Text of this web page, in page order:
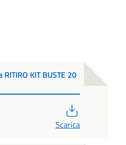
RITIRO KIT BUSTE 20
Scarica